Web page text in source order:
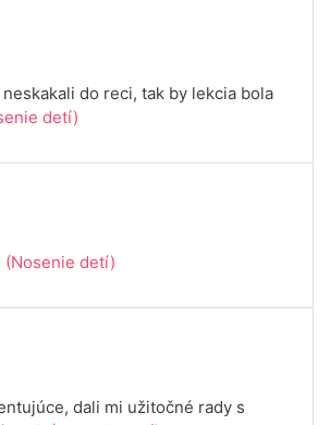
do reci, tak by lekcia bola
detí)
(Nosenie detí)
dali mi užitočné rady s